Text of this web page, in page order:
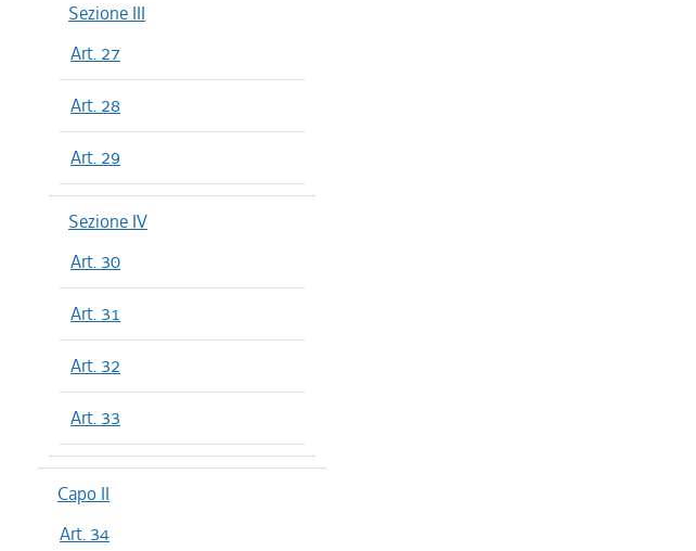
Sezione III
Art. 27
Art. 28
Art. 29
Sezione IV
Art. 30
Art. 31
Art. 32
Art. 33
Capo II
Art. 34